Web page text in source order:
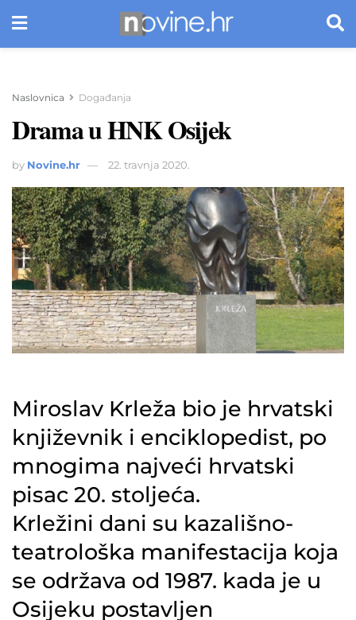
Naslovnica Događanja
Drama u HNK Osijek
by Novine.hr 22. travnja 2020.
Miroslav Krleža bio je hrvatski
književnik i enciklopedist, po
mnogima najveći hrvatski
pisac 20. stoljeća.
Krležini dani su kazališno-
teatrološka manifestacija koja
se održava od 1987. kada je u
Osijeku postavljen